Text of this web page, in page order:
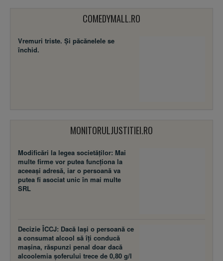
COMEDYMALL.RO
Vremuri triste. Şi păcănelele se
închid.
MONITORULJUSTITIEI.RO
Modificări la legea societăţilor: Mai
multe firme vor putea funcţiona la
aceeaşi adresă, iar o persoană va
putea fi asociat unic în mai multe
SRL
Decizie ÎCCJ: Dacă laşi o persoană ce
a consumat alcool să îţi conducă
maşina, răspunzi penal doar dacă
alcoolemia şoferului trece de 0,80 g/l